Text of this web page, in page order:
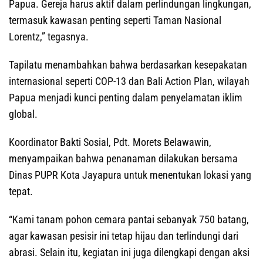
Papua. Gereja harus aktif dalam perlindungan lingkungan,
termasuk kawasan penting seperti Taman Nasional
Lorentz,” tegasnya.
Tapilatu menambahkan bahwa berdasarkan kesepakatan
internasional seperti COP-13 dan Bali Action Plan, wilayah
Papua menjadi kunci penting dalam penyelamatan iklim
global.
Koordinator Bakti Sosial, Pdt. Morets Belawawin,
menyampaikan bahwa penanaman dilakukan bersama
Dinas PUPR Kota Jayapura untuk menentukan lokasi yang
tepat.
“Kami tanam pohon cemara pantai sebanyak 750 batang,
agar kawasan pesisir ini tetap hijau dan terlindungi dari
abrasi. Selain itu, kegiatan ini juga dilengkapi dengan aksi